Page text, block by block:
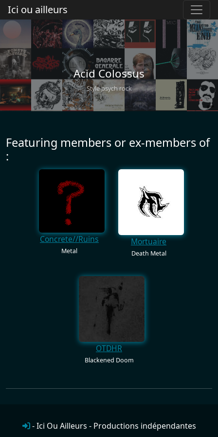
Ici ou ailleurs
Acid Colossus
Style psych rock
Featuring members or ex-members of
:
Concrete//Ruins
Metal
Mortuaire
Death Metal
OTDHR
Blackened Doom
- Ici Ou Ailleurs - Productions indépendantes